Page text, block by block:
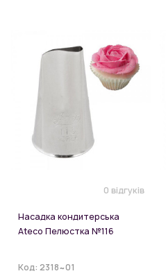
0 відгуків
Насадка кондитерська
Ateco Пелюстка №116
Код: 2318~01